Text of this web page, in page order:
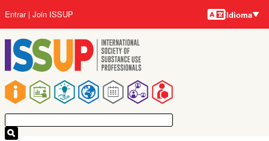
para
o
conteúdo
principal
Navegação
principal
Menu
da
conta
do
usuário
Entrar Join ISSUP Idiomas
Idioma